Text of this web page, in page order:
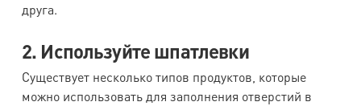
друга.
2. Используйте шпатлевки
Существует несколько типов продуктов, которые
можно использовать для заполнения отверстий в